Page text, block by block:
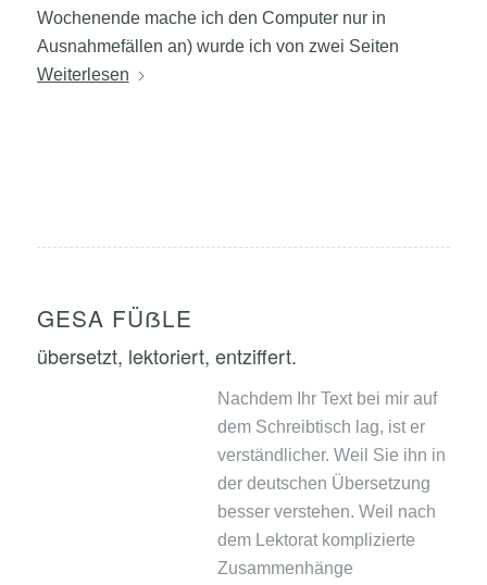
Wochenende mache ich den Computer nur in
Ausnahmefällen an) wurde ich von zwei Seiten
Weiterlesen
GESA FÜẞLE
übersetzt, lektoriert, entziffert.
Nachdem Ihr Text bei mir auf
dem Schreibtisch lag, ist er
verständlicher. Weil Sie ihn in
der deutschen Übersetzung
besser verstehen. Weil nach
dem Lektorat komplizierte
Zusammenhänge